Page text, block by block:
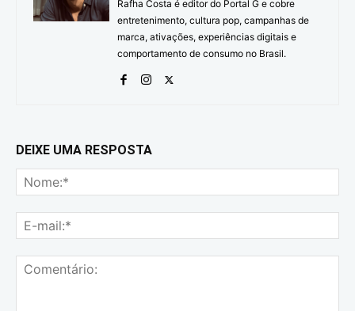
Rafha Costa é editor do Portal G e cobre
entretenimento, cultura pop, campanhas de
marca, ativações, experiências digitais e
comportamento de consumo no Brasil.
DEIXE UMA RESPOSTA